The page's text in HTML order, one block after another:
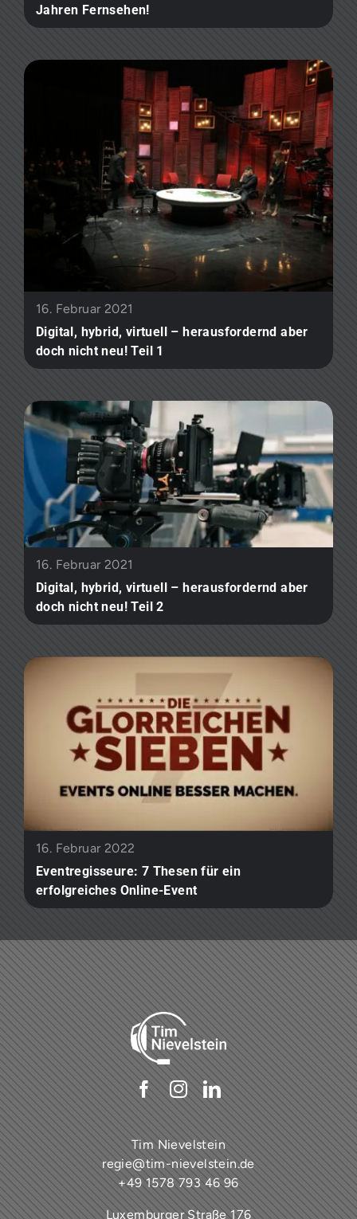
Jahren Fernsehen!​
16. Februar 2021
Digital, hybrid, virtuell – herausfordernd aber
doch nicht neu! Teil 1
16. Februar 2021
Digital, hybrid, virtuell – herausfordernd aber
doch nicht neu! Teil 2
16. Februar 2022
Eventregisseure: 7 Thesen für ein
erfolgreiches Online-Event ​
Tim Nievelstein
regie@tim-nievelstein.de
+49 1578 793 46 96
Luxemburger Straße 176